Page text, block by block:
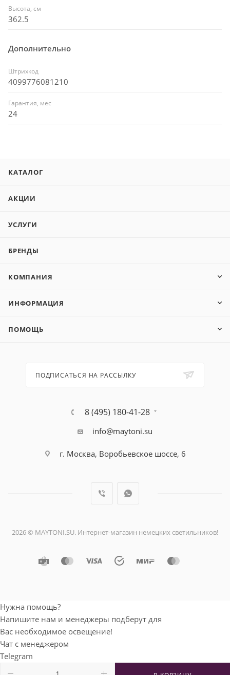
Высота, см
362.5
Дополнительно
Штрихкод
4099776081210
Гарантия, мес
24
КАТАЛОГ
АКЦИИ
УСЛУГИ
БРЕНДЫ
КОМПАНИЯ
ИНФОРМАЦИЯ
ПОМОЩЬ
ПОДПИСАТЬСЯ НА РАССЫЛКУ
8 (495) 180-41-28
info@maytoni.su
г. Москва, Воробьевское шоссе, 6
2026 © MAYTONI.SU. Интернет-магазин немецких светильников!
Нужна помощь?
Напишите нам и менеджеры подберут для
Вас необходимое освещение!
Чат с менеджером
Telegram